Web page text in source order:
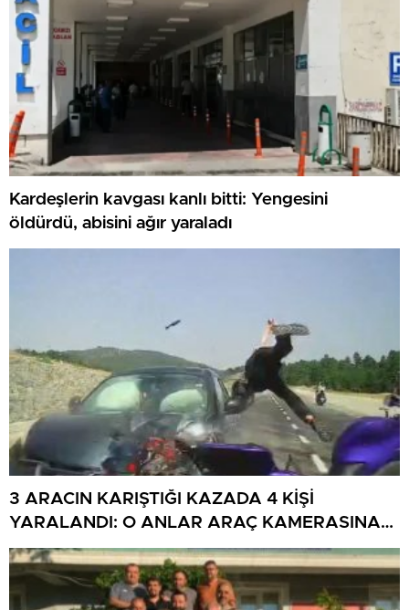
Kardeşlerin kavgası kanlı bitti: Yengesini
öldürdü, abisini ağır yaraladı
3 ARACIN KARIŞTIĞI KAZADA 4 KİŞİ
YARALANDI: O ANLAR ARAÇ KAMERASINA
YANSIDI